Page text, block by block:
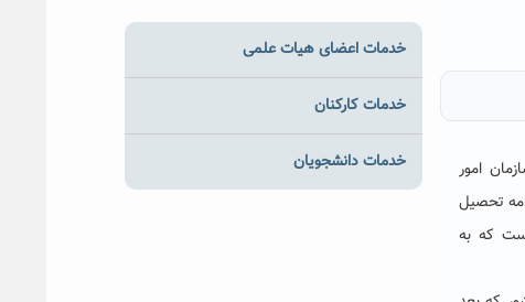
امور
تحصیل
که به
خدمات اعضای هیات علمی
خدمات کارکنان
خدمات دانشجویان